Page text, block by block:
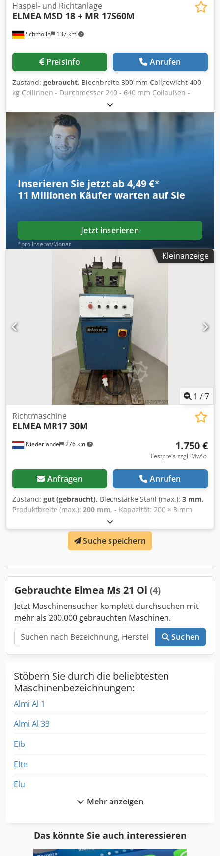
Schmölln 137 km
Haspel- und Richtanlage
ELMEA MSD 18 + MR 17S60M
Preisinfo Anrufen
Zustand: gebraucht, Blechbreite 300 mm Coilgewicht 400
kg Coilinnen - Durchmesser 240 - 640 mm Coilaußen -
Durchmesser 1000 mm Gesamtleistungsbedarf kW
Dcjdspflptepfx Anzok Maschinengewicht ca. t Raumbedarf
ca. m Doppelhaspel Typ MSD 18 (Maschinen-Nr. 18791):
Bandbreite: 300 m Coilgewicht: 400 kg
Coilaußendurchmesser: 1000 mm Coilinnendurchmesser:
240 - 680 mm Richtmaschine Typ MR17S60M (Maschinen-
Nr. 18591): Bandbreite: 100 mm Bandstärke: 0,2 - 1 mm
Inserieren Sie jetzt ab 4,49 €*
11 Millionen Käufer warten auf Sie
Jetzt inserieren
*pro Inserat/Monat
Kleinanzeige
1 /7
Niederlande 276 km
Richtmaschine
ELMEA MR17 30M
1.750 €
Festpreis zzgl. MwSt.
Anfragen Anrufen
Zustand: gut (gebraucht), Blechstärke Stahl (max.): 3 mm,
Produktbreite (max.): 200 mm, - Kapazität: 200 × 3 mm
Dcsdozb Afkepfx Anzsk - Manueller Betrieb -
Automatischer Betrieb - Rechts- und Linkslauf - Stufenlos
einstellbare Geschwindigkeit - Not-Aus - 380V
Suche speichern
Gebrauchte Elmea Ms 21 Ol (4)
Jetzt Maschinensucher komplett durchsuchen mit
mehr als 200.000 gebrauchten Maschinen.
Suchen
Stöbern Sie durch die beliebtesten
Maschinenbezeichnungen:
Almi Al 1
Almi Al 33
Elb
Elte
Elu
Mehr anzeigen
Das könnte Sie auch interessieren